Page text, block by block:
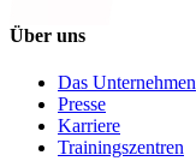
Über uns
Das Unternehmen
Presse
Karriere
Trainingszentren